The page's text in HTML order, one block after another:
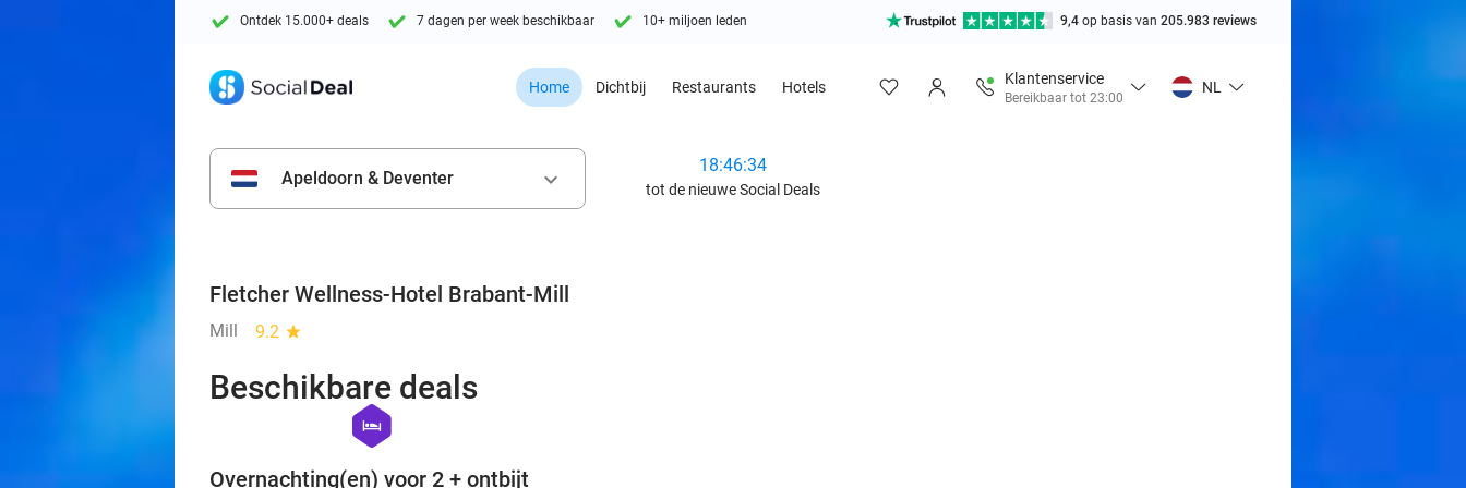
Ontdek 15.000+ deals 7 dagen per week beschikbaar 10+ miljoen leden 9,4 op basis van 205.983 reviews
Home Dichtbij Restaurants Hotels
Klantenservice
Bereikbaar tot 23:00
NL
Apeldoorn & Deventer keyboard_arrow_down
18:46:33
tot de nieuwe Social Deals
Fletcher Wellness-Hotel Brabant-Mill
Mill 9.2 star
Beschikbare deals
hexagon
hotel
Overnachting(en) voor 2 + ontbijt